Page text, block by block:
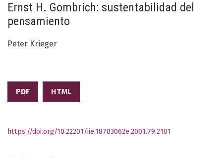
Ernst H. Gombrich: sustentabilidad del
pensamiento
Peter Krieger
PDF HTML
https://doi.org/10.22201/iie.18703062e.2001.79.2101